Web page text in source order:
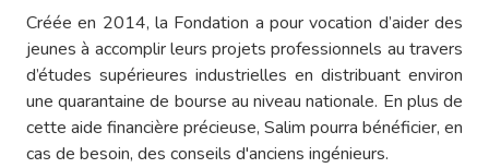
Créée en 2014, la Fondation a pour vocation d’aider des
jeunes à accomplir leurs projets professionnels au travers
d’études supérieures industrielles en distribuant environ
une quarantaine de bourse au niveau nationale. En plus de
cette aide financière précieuse, Salim pourra bénéficier, en
cas de besoin, des conseils d'anciens ingénieurs.